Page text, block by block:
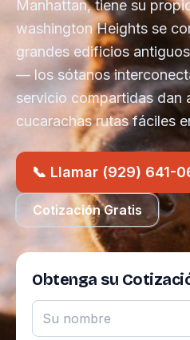
Manhattan, tiene su
washington Heights se
grandes edificios
— los sótanos
servicio compartidas dan
cucarachas rutas fáciles
📞 Llamar (929) 641-
Cotización Gratis
Obtenga su